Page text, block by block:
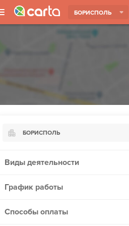
БОРИСПОЛЬ
БОРИСПОЛЬ
Борисполь
Виды деятельности
График работы
Способы оплаты